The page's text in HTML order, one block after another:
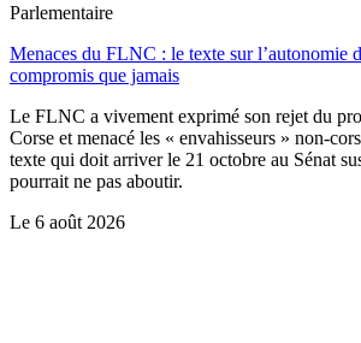
Parlementaire
Menaces du FLNC : le texte sur l’autonomie
compromis que jamais
Le FLNC a vivement exprimé son rejet du
Corse et menacé les « envahisseurs » non-
texte qui doit arriver le 21 octobre au Sénat
pourrait ne pas aboutir.
Le 6 août 2026